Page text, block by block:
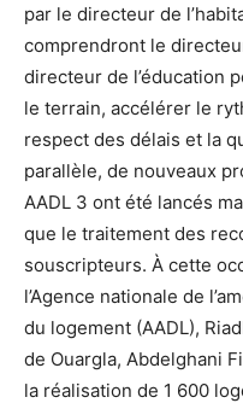
par le directeur de
comprendront le
directeur de l’éducation
le terrain, accélérer le
respect des délais et la
parallèle, de nouveaux
AADL 3 ont été lancés
que le traitement des
souscripteurs. À cette
l’Agence nationale de
du logement (AADL),
de Ouargla, Abdelghani
la réalisation de 1 600